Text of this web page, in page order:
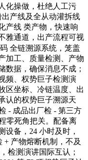
化操做，杜绝人工污
产线及全从动灌拆线
产线 类产物，快速响
雅通道，出产流程可视
全链溯源系统，笼盖
加工、质量检测、产物
数据，确保消息不成；
频、权势巨子检测演
区坐标、冷链温度、出
认的权势巨子溯源天
- 成品出厂检 - 第三方
零死角把关。配备离
备，24 小时及时，
+ 产物熔断机制，不及
检测演讲国际互认；